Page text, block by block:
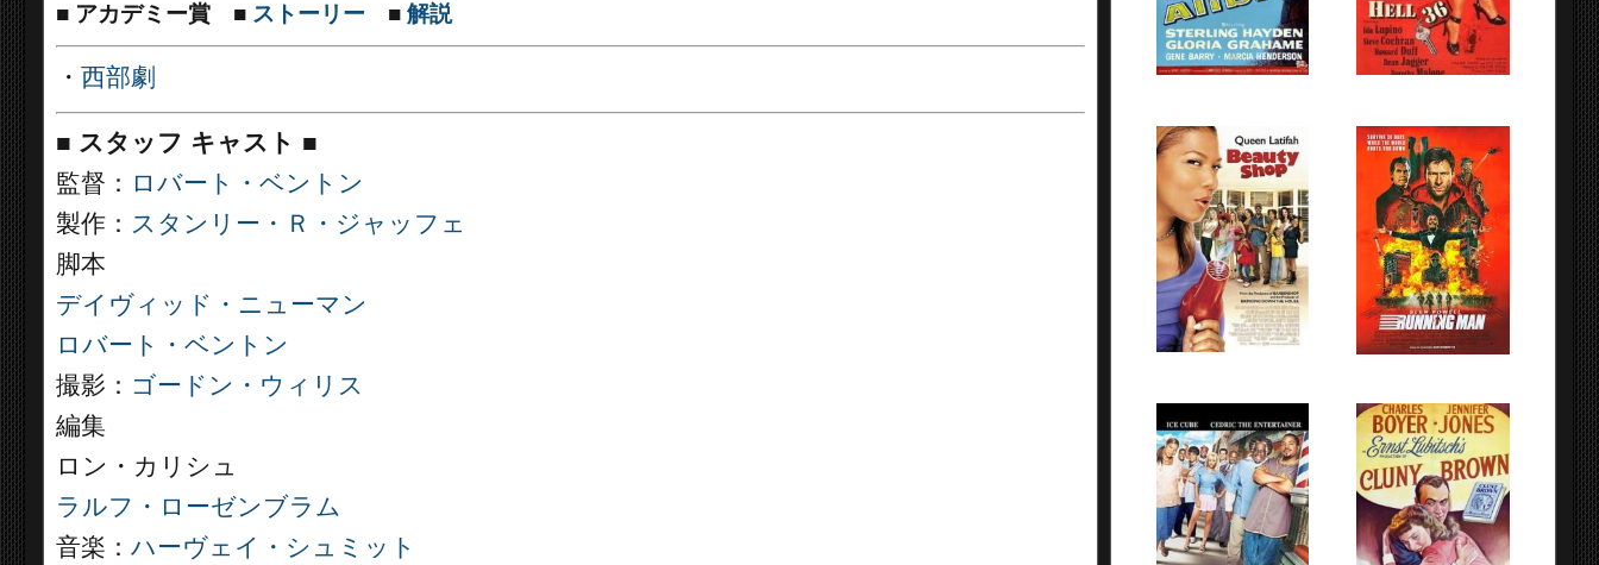
■ アカデミー賞 ■ ストーリー ■ 解説
・ 西部劇
■ スタッフ キャスト ■
監督： ロバート・ベントン
製作： スタンリー・Ｒ・ジャッフェ
脚本
デイヴィッド・ニューマン
ロバート・ベントン
撮影： ゴードン・ウィリス
編集
ロン・カリシュ
ラルフ・ローゼンブラム
音楽： ハーヴェイ・シュミット